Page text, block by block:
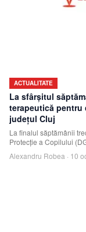
ACTUALITATE
La sfârșitul
terapeutică pentru
județul Cluj
La finalul săptămânii
Protecție a Copilului
Familiei, Tiner
Alexandru Robea · 10